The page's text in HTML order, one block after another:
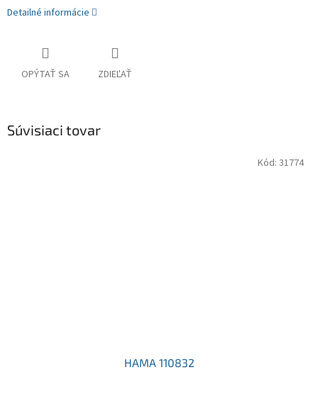
Detailné informácie
OPÝTAŤ SA ZDIEĽAŤ
Súvisiaci tovar
HAMA 110832
Kód: 31774